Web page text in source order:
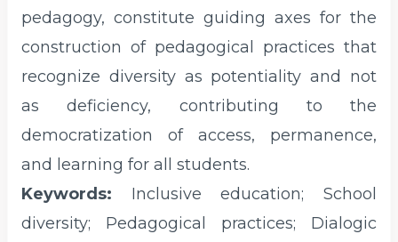
pedagogy, constitute guiding axes for the
construction of pedagogical practices that
recognize diversity as potentiality and not
as deficiency, contributing to the
democratization of access, permanence,
and learning for all students.
Keywords: Inclusive education; School
diversity; Pedagogical practices; Dialogic